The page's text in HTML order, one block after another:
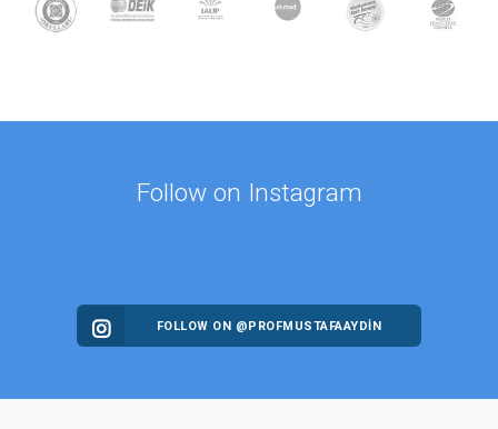
Follow on Instagram
FOLLOW ON @PROFMUSTAFAAYDIN